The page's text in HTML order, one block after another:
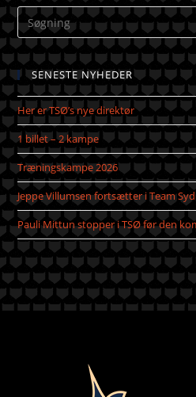
SENESTE NYHEDER
Her er TSØ’s nye direktør
1 billet – 2 kampe
Træningskampe 2026
Jeppe Villumsen fortsætter i Team
Pauli Mittun stopper i TSØ før den